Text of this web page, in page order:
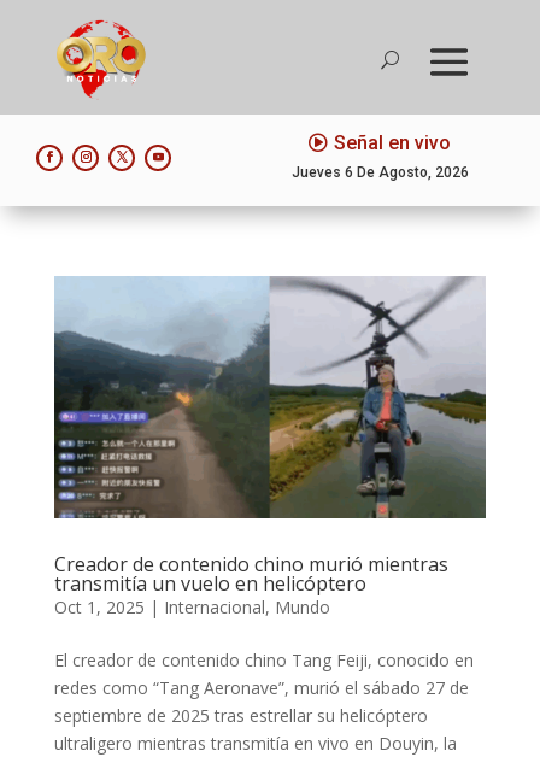
Señal en vivo
Jueves 6 De Agosto, 2026
Creador de contenido chino murió mientras
transmitía un vuelo en helicóptero
Oct 1, 2025 | Internacional, Mundo
El creador de contenido chino Tang Feiji, conocido en
redes como “Tang Aeronave”, murió el sábado 27 de
septiembre de 2025 tras estrellar su helicóptero
ultraligero mientras transmitía en vivo en Douyin, la